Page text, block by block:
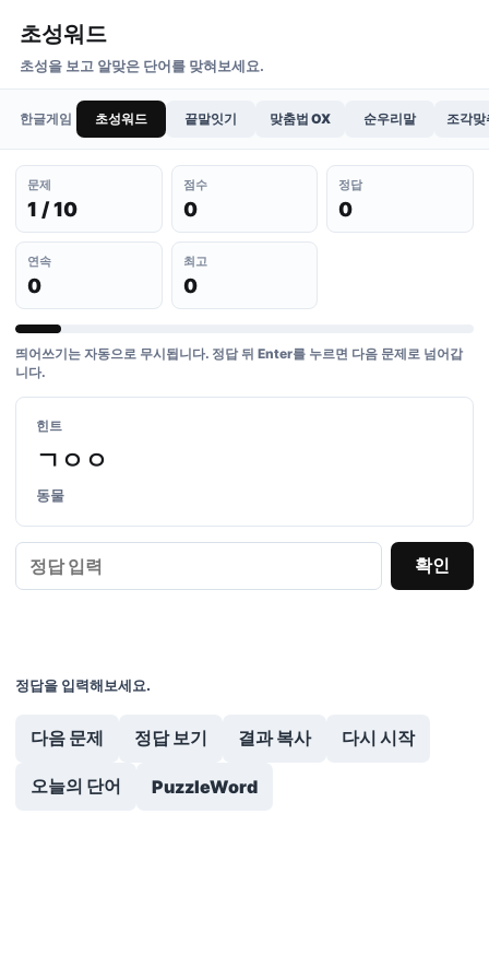
초성워드
초성을 보고 알맞은 단어를 맞혀보세요.
한글게임 초성워드 끝말잇기 맞춤법 OX 순우리말 조각맞
문제
1 / 10
점수
0
정답
0
연속
0
최고
0
띄어쓰기는 자동으로 무시됩니다. 정답 뒤 Enter를 누르면 다음 문제로 넘어갑
니다.
힌트
ㄱㅇㅇ
동물
확인
정답을 입력해보세요.
다음 문제 정답 보기 결과 복사 다시 시작
오늘의 단어 PuzzleWord